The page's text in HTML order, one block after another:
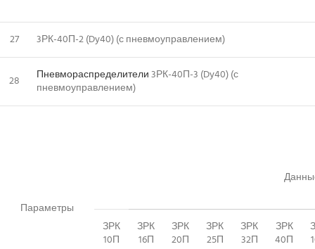
27 3РК-40П-2 (Dy40) (с пневмоуправлением)
28 Пневмораспределители3РК-40П-3 (Dy40) (с
пневмоуправлением)
Параметры
ЗРК
10П
ЗРК
16П
ЗРК
20П
ЗРК
25П
ЗРК
32П
ЗРК
40П